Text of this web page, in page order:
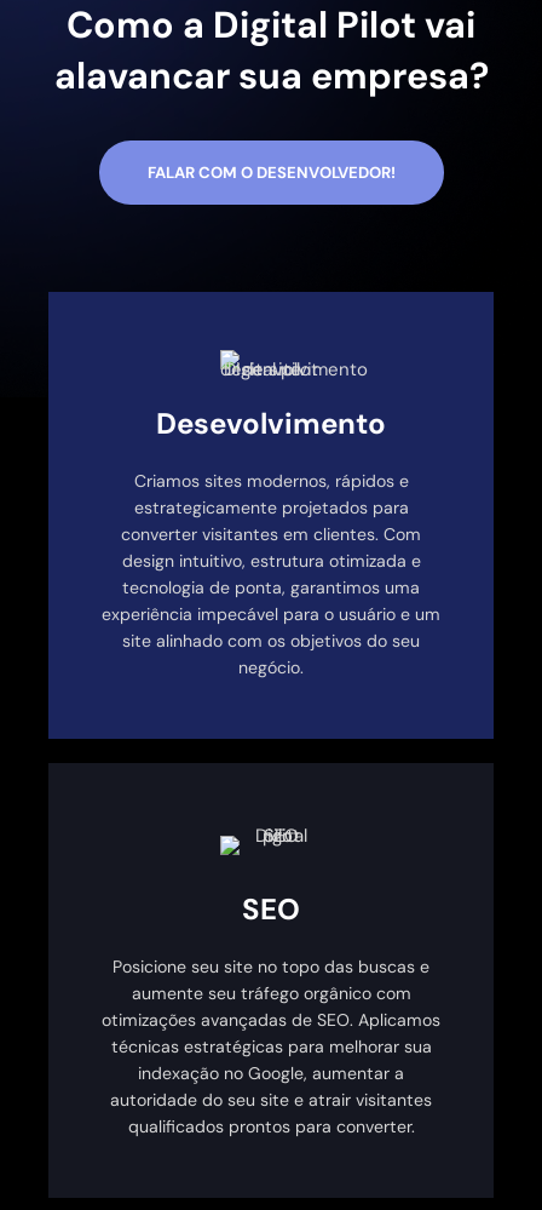
Como a Digital Pilot vai
alavancar sua empresa?
FALAR COM O DESENVOLVEDOR!
Desevolvimento
Criamos sites modernos, rápidos e
estrategicamente projetados para
converter visitantes em clientes. Com
design intuitivo, estrutura otimizada e
tecnologia de ponta, garantimos uma
experiência impecável para o usuário e um
site alinhado com os objetivos do seu
negócio.
SEO
Posicione seu site no topo das buscas e
aumente seu tráfego orgânico com
otimizações avançadas de SEO. Aplicamos
técnicas estratégicas para melhorar sua
indexação no Google, aumentar a
autoridade do seu site e atrair visitantes
qualificados prontos para converter.